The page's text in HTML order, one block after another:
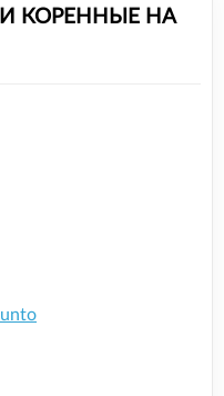
КОРЕННЫЕ НА